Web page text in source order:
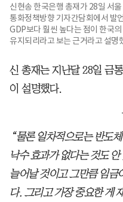
신현송 한국은행 총재가 28일 서
통화정책방향 기자간담회에서 발
GDP보다 훨씬 높다는 점이 한국
유지되리라고 보는 근거라고 설명
신 총재는 지난달 28일 금
이 설명했다.
“물론 일차적으로는 반도
낙수 효과가 없다는 것도
늘어날 것이고 그만큼 임금
다. 그리고 가장 중요한 게